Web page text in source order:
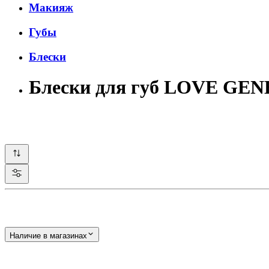
Макияж
Губы
Блески
Блески для губ LOVE
Наличие в магазинах